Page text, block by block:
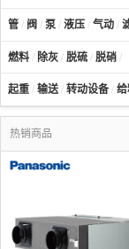
管 / 阀 / 泵 / 液压 / 气动 /
燃料 / 除灰 / 脱硫 / 脱硝 /
起重 / 输送/ 转动设备 /
热销商品